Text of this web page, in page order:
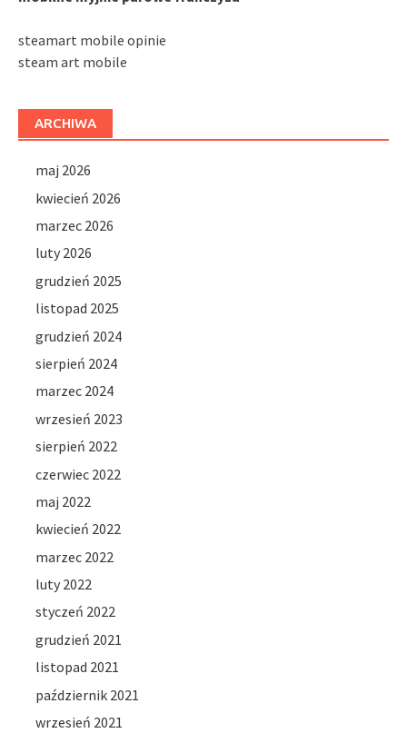
steamart mobile opinie
steam art mobile
ARCHIWA
maj 2026
kwiecień 2026
marzec 2026
luty 2026
grudzień 2025
listopad 2025
grudzień 2024
sierpień 2024
marzec 2024
wrzesień 2023
sierpień 2022
czerwiec 2022
maj 2022
kwiecień 2022
marzec 2022
luty 2022
styczeń 2022
grudzień 2021
listopad 2021
październik 2021
wrzesień 2021